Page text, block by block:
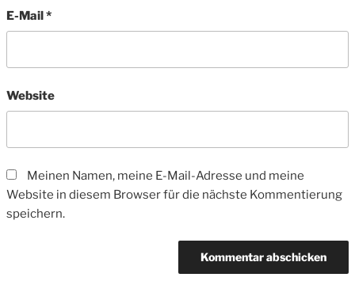
E-Mail*
Website
Meinen Namen, meine E-Mail-Adresse und meine
Website in diesem Browser für die nächste Kommentierung
speichern.